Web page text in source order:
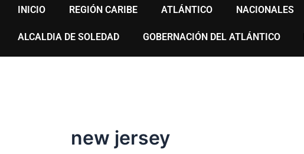
INICIO REGIÓN CARIBE ATLÁNTICO NACIONALES
ALCALDIA DE SOLEDAD GOBERNACIÓN DEL ATLÁNTICO
new jersey